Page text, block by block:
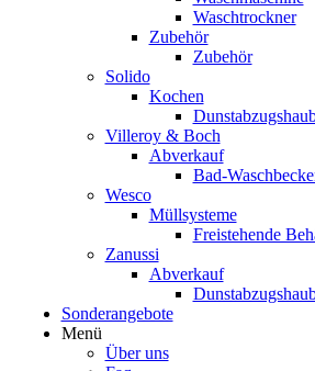
Waschtrockner
Zubehör
Zubehör
Solido
Kochen
Villeroy & Boch
Abverkauf
Bad-
Wesco
Müllsysteme
Freistehende
Zanussi
Abverkauf
Sonderangebote
Menü
Über uns